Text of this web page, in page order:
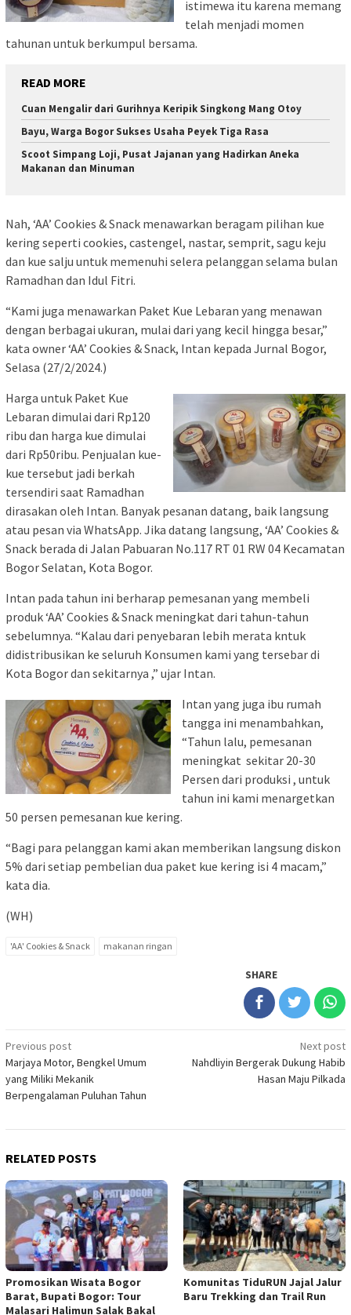
istimewa itu karena memang
telah menjadi momen
tahunan untuk berkumpul bersama.
READ MORE
Cuan Mengalir dari Gurihnya Keripik Singkong Mang Otoy
Bayu, Warga Bogor Sukses Usaha Peyek Tiga Rasa
Scoot Simpang Loji, Pusat Jajanan yang Hadirkan Aneka
Makanan dan Minuman
Nah, ‘AA’ Cookies & Snack menawarkan beragam pilihan kue
kering seperti cookies, castengel, nastar, semprit, sagu keju
dan kue salju untuk memenuhi selera pelanggan selama bulan
Ramadhan dan Idul Fitri.
“Kami juga menawarkan Paket Kue Lebaran yang menawan
dengan berbagai ukuran, mulai dari yang kecil hingga besar,”
kata owner ‘AA’ Cookies & Snack, Intan kepada Jurnal Bogor,
Selasa (27/2/2024.)
Harga untuk Paket Kue
Lebaran dimulai dari Rp120
ribu dan harga kue dimulai
dari Rp50ribu. Penjualan kue-
kue tersebut jadi berkah
tersendiri saat Ramadhan
dirasakan oleh Intan. Banyak pesanan datang, baik langsung
atau pesan via WhatsApp. Jika datang langsung, ‘AA’ Cookies &
Snack berada di Jalan Pabuaran No.117 RT 01 RW 04 Kecamatan
Bogor Selatan, Kota Bogor.
Intan pada tahun ini berharap pemesanan yang membeli
produk ‘AA’ Cookies & Snack meningkat dari tahun-tahun
sebelumnya. “Kalau dari penyebaran lebih merata kntuk
didistribusikan ke seluruh Konsumen kami yang tersebar di
Kota Bogor dan sekitarnya ,” ujar Intan.
Intan yang juga ibu rumah
tangga ini menambahkan,
“Tahun lalu, pemesanan
meningkat sekitar 20-30
Persen dari produksi , untuk
tahun ini kami menargetkan
50 persen pemesanan kue kering.
“Bagi para pelanggan kami akan memberikan langsung diskon
5% dari setiap pembelian dua paket kue kering isi 4 macam,”
kata dia.
(WH)
'AA' Cookies & Snack makanan ringan
SHARE
Post
navigation
Previous post
Marjaya Motor, Bengkel Umum
yang Miliki Mekanik
Berpengalaman Puluhan Tahun
Next post
Nahdliyin Bergerak Dukung Habib
Hasan Maju Pilkada
RELATED POSTS
Promosikan Wisata Bogor
Barat, Bupati Bogor: Tour
Malasari Halimun Salak Bakal
Komunitas TiduRUN Jajal Jalur
Baru Trekking dan Trail Run